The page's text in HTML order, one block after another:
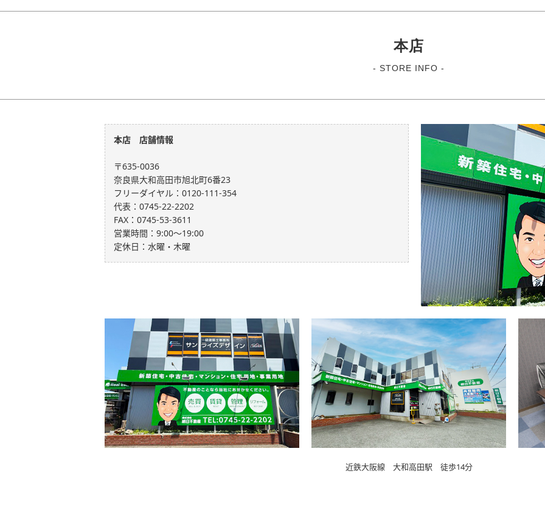
本店
- STORE INFO -
本店 店舗情報
〒635-0036
奈良県大和高田市旭北町6番23
フリーダイヤル：0120-111-354
代表：0745-22-2202
FAX：0745-53-3611
営業時間：9:00～19:00
定休日：水曜・木曜
近鉄大阪線 大和高田駅 徒歩14分